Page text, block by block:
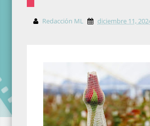
Redacción ML diciembre 11,